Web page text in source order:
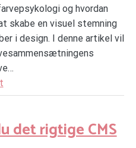
og hvordan
skabe en visuel stemning
i design. I denne artikel vil
det rigtige CMS